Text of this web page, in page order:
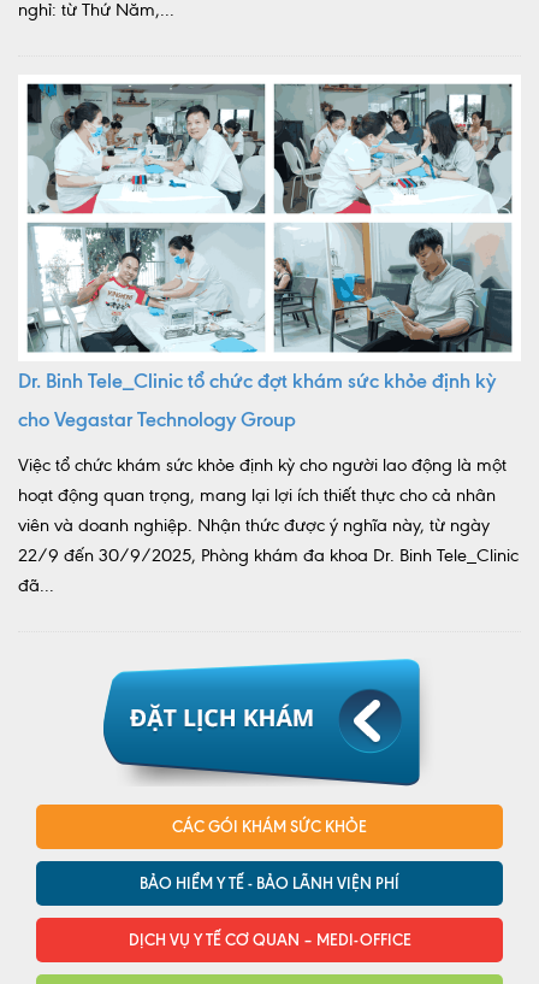
nghỉ: từ Thứ Năm,...
Dr. Binh Tele_Clinic tổ chức đợt khám sức khỏe định kỳ
cho Vegastar Technology Group
Việc tổ chức khám sức khỏe định kỳ cho người lao động là một
hoạt động quan trọng, mang lại lợi ích thiết thực cho cả nhân
viên và doanh nghiệp. Nhận thức được ý nghĩa này, từ ngày
22/9 đến 30/9/2025, Phòng khám đa khoa Dr. Binh Tele_Clinic
đã...
CÁC GÓI KHÁM SỨC KHỎE
BẢO HIỂM Y TẾ - BẢO LÃNH VIỆN PHÍ
DỊCH VỤ Y TẾ CƠ QUAN – MEDI-OFFICE